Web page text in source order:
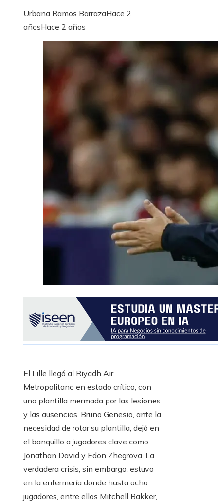
Urbana Ramos BarrazaHace 2
añosHace 2 años
El Lille llegó al Riyadh Air
Metropolitano en estado crítico, con
una plantilla mermada por las lesiones
y las ausencias. Bruno Genesio, ante la
necesidad de rotar su plantilla, dejó en
el banquillo a jugadores clave como
Jonathan David y Edon Zhegrova. La
verdadera crisis, sin embargo, estuvo
en la enfermería donde hasta ocho
jugadores, entre ellos Mitchell Bakker,